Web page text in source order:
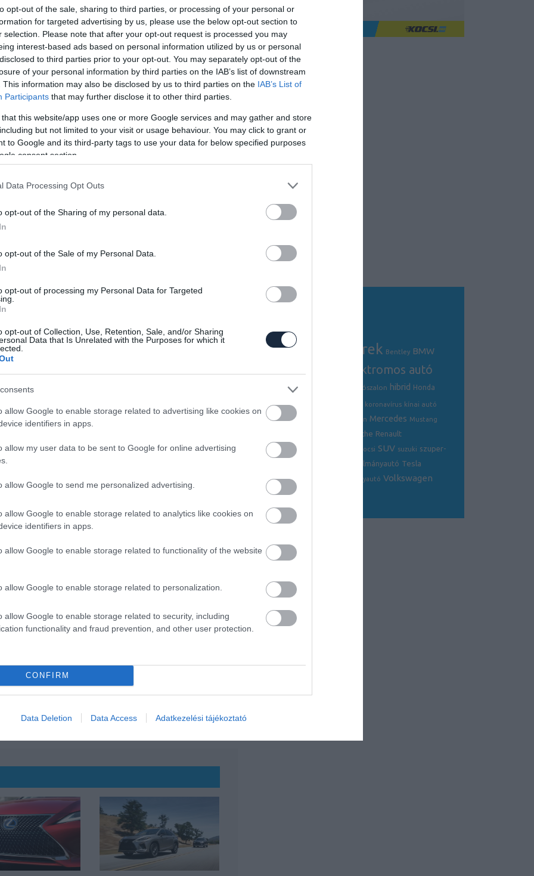
opt-out of the sale, sharing to third parties, or processing of your personal or
for targeted advertising by us, please use the below opt-out section to
selection. Please note that after your opt-out request is processed you may
interest-based ads based on personal information utilized by us or personal
to third parties prior to your opt-out. You may separately opt-out of the
of your personal information by third parties on the IAB’s list of downstream
This information may also be disclosed by us to third parties on the IAB’s List of
Participants that may further disclose it to other third parties.
that this website/app uses one or more Google services and may gather and store
but not limited to your visit or usage behaviour. You may click to grant or
to Google and its third-party tags to use your data for below specified purposes
consent section.
Data Processing Opt Outs
opt-out of the Sharing of my personal data.
opt-out of the Sale of my Personal Data.
opt-out of processing my Personal Data for Targeted
opt-out of Collection, Use, Retention, Sale, and/or Sharing
Data that Is Unrelated with the Purposes for which it
allow Google to enable storage related to advertising like cookies on
identifiers in apps.
allow my user data to be sent to Google for online advertising
allow Google to send me personalized advertising.
allow Google to enable storage related to analytics like cookies on
identifiers in apps.
allow Google to enable storage related to functionality of the website
allow Google to enable storage related to personalization.
allow Google to enable storage related to security, including
functionality and fraud prevention, and other user protection.
CONFIRM
Data Deletion Data Access Adatkezelési tájékoztató
a konkurencia termékei már egy ideje fel
a kipufogó-felfüggesztéseket és javítottak
a tényről, hogy az LS még csak most kapta meg
de ma már elavultnak számító analóg
Up Display is, mely figyeli a sofőr helyzetét és
hogy azok a látótérben legyenek.
visszapillantó is, illetve a legújabb
élhetnek majd a jövő LS vásárlói. Ilyen
radar, mely akár a kerékpárokat
hogy az keresztezné az utunkat.
mozdítja el az autót, azaz mostantól az
az autó. Persze, előtte felméri a rendszer, hogy
sebességgel érkező jármű és csak akkor kezd
még megemlíteni az EDSS meglétét is,
esetleges egészségügyi vészhelyzetben képes
szélére.
V6-os benzinmotorra épülő hibrid rendszer
számíthatnak a tulajdonosok,
a méretes limuzin.
autós hírek Bentley BMW
elektromos autó
Ferrari Fiat genfi autószalon hibrid Honda
hyundai koronavírus kínai autó
Lamborghini McLaren Mercedes Mustang
Porsche Renault
ráncfelvarrás sportkocsi SUV suzuki szuper-
tanulmányautó Tesla
Toyota
versenyautó Volkswagen
Volvo